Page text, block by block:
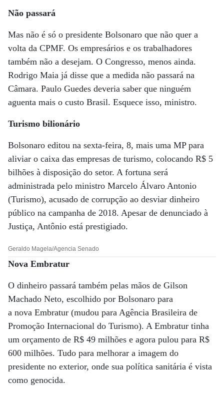
Não passará
Mas não é só o presidente Bolsonaro que não quer a
volta da CPMF. Os empresários e os trabalhadores
também não a desejam. O Congresso, menos ainda.
Rodrigo Maia já disse que a medida não passará na
Câmara. Paulo Guedes deveria saber que ninguém
aguenta mais o custo Brasil. Esquece isso, ministro.
Turismo bilionário
Bolsonaro editou na sexta-feira, 8, mais uma MP para
aliviar o caixa das empresas de turismo, colocando R$ 5
bilhões à disposição do setor. A fortuna será
administrada pelo ministro Marcelo Álvaro Antonio
(Turismo), acusado de corrupção ao desviar dinheiro
público na campanha de 2018. Apesar de denunciado à
Justiça, Antônio está prestigiado.
Geraldo Magela/Agencia Senado
Nova Embratur
O dinheiro passará também pelas mãos de Gilson
Machado Neto, escolhido por Bolsonaro para
a nova Embratur (mudou para Agência Brasileira de
Promoção Internacional do Turismo). A Embratur tinha
um orçamento de R$ 49 milhões e agora pulou para R$
600 milhões. Tudo para melhorar a imagem do
presidente no exterior, onde sua política sanitária é vista
como genocida.